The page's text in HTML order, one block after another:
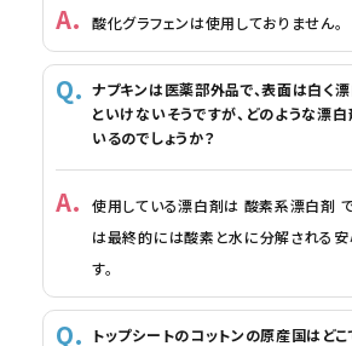
酸化グラフェンは使用しておりません。
ナプキンは医薬部外品で、表面は白く
といけないそうですが、どのような漂
いるのでしょうか？
使用している漂白剤は 酸素系漂白剤
は最終的には酸素と水に分解される
す。
トップシートのコットンの原産国はどこ